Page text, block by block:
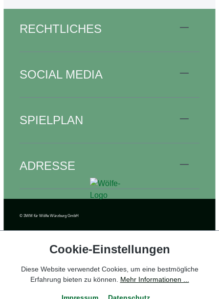
RECHTLICHES
SOCIAL MEDIA
SPIELPLAN
ADRESSE
© 3WM für Wölfe Würzburg GmbH
Cookie‑Einstellungen
Diese Website verwendet Cookies, um eine bestmögliche
Erfahrung bieten zu können. Mehr Informationen ...